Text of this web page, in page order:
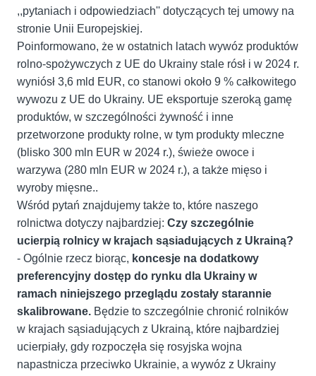
,,pytaniach i odpowiedziach'' dotyczących tej umowy na
stronie Unii Europejskiej.
Poinformowano, że w ostatnich latach wywóz produktów
rolno-spożywczych z UE do Ukrainy stale rósł i w 2024 r.
wyniósł 3,6 mld EUR, co stanowi około 9 % całkowitego
wywozu z UE do Ukrainy. UE eksportuje szeroką gamę
produktów, w szczególności żywność i inne
przetworzone produkty rolne, w tym produkty mleczne
(blisko 300 mln EUR w 2024 r.), świeże owoce i
warzywa (280 mln EUR w 2024 r.), a także mięso i
wyroby mięsne..
Wśród pytań znajdujemy także to, które naszego
rolnictwa dotyczy najbardziej: Czy szczególnie
ucierpią rolnicy w krajach sąsiadujących z Ukrainą?
- Ogólnie rzecz biorąc, koncesje na dodatkowy
preferencyjny dostęp do rynku dla Ukrainy w
ramach niniejszego przeglądu zostały starannie
skalibrowane. Będzie to szczególnie chronić rolników
w krajach sąsiadujących z Ukrainą, które najbardziej
ucierpiały, gdy rozpoczęła się rosyjska wojna
napastnicza przeciwko Ukrainie, a wywóz z Ukrainy